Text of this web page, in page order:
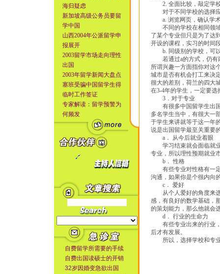
海归疑虑
新加坡高级公务员要留
学中国
山西2004年公派留学申
报展开
2003留学市场走向理性
出国
2003年留学新闻大盘点
塞班受骗中国留学生得
临时工作签证
专家解读：留学预警为
何频发
自费留学所需要的手续
自费出国读硕士的开销
32岁因婚变急欲出国
2. 全面比较，敲定学
对于不同学校的选择应
a. 浏览网页，确认学
不同的学校在相同领域
了某个专业但只是为了达
开设的课程，实习的时间
b. 同级别的学校，可
若通过a的方式，仍有
所谓兴趣一方面指你对这
城市是否有机会打工来决
很大的差别，荷兰的四大
在3-4年的学生，一定要
3．对于专业
有很多中国留学生出国
多名学生当中，有很大一
于学生来讲就等于这一年
说是出国留学最至关重要
a． 从今后就业着眼
学习结束就会面临就业
专业，所以理性预期就业
b． 性格
有些专业对性格有一定
沟通，如果你是个很内向
c． 爱好
从个人爱好的角度来选
感，有良好的数学基础，
的策划能力，那么他就会
d． 行业的生命力
有些专业出来的行业，
后才有发展。
所以，选择学校和专业